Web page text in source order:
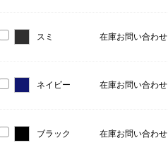
スミ 在庫お問い合わせ
ネイビー 在庫お問い合わせ
ブラック 在庫お問い合わせ